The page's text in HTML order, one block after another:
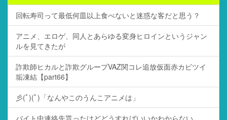
回転寿司って最低何皿以上食べないと迷惑な客だと思う？
アニメ、エロゲ、同人とあらゆる変身ヒロインというジャン
ルを見てきたが
詐欺師ヒカルと詐欺グループVAZ関コレ追放仮面赤カビツイ
垢凍結【part66】
彡(ﾟ)(ﾟ)「なんやこのうんこアニメは」
バイト中連絡先貰ったけどどうすればいいかわからない